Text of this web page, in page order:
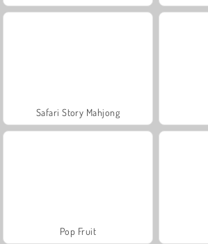
Safari Story Mahjong
Pop Fruit